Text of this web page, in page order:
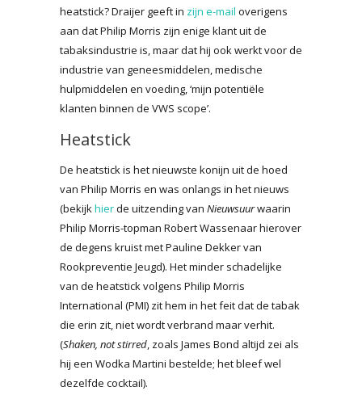
heatstick? Draijer geeft in zijn e-mail overigens
aan dat Philip Morris zijn enige klant uit de
tabaksindustrie is, maar dat hij ook werkt voor de
industrie van geneesmiddelen, medische
hulpmiddelen en voeding, ‘mijn potentiële
klanten binnen de VWS scope’.
Heatstick
De heatstick is het nieuwste konijn uit de hoed
van Philip Morris en was onlangs in het nieuws
(bekijkhierde uitzending van Nieuwsuurwaarin
Philip Morris-topman Robert Wassenaar hierover
de degens kruist met Pauline Dekker van
Rookpreventie Jeugd). Het minder schadelijke
van de heatstick volgens Philip Morris
International (PMI) zit hem in het feit dat de tabak
die erin zit, niet wordt verbrand maar verhit.
(Shaken, not stirred, zoals James Bond altijd zei als
hij een Wodka Martini bestelde; het bleef wel
dezelfde cocktail).